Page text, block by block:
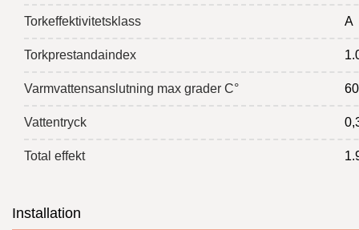
Torkeffektivitetsklass A
Torkprestandaindex
Varmvattensanslutning max grader C° 60
Vattentryck
Total effekt
Installation